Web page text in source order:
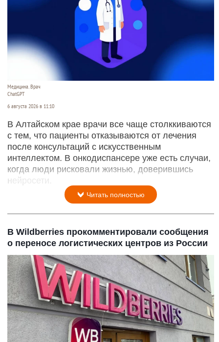
Медицина. Врач
ChatGPT
6 августа 2026 в 11:10
В Алтайском крае врачи все чаще столккиваются
с тем, что пациенты отказываются от лечения
после консультаций с искусственным
интеллектом. В онкодиспансере уже есть случаи,
когда люди рисковали жизнью, доверившись
нейросети.
Читать полностью
В Wildberries прокомментировали сообщения
о переносе логистических центров из России